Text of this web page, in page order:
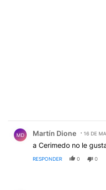
MD Martín Dione 16 DE
a Cerimedo no le
RESPONDER 0 0